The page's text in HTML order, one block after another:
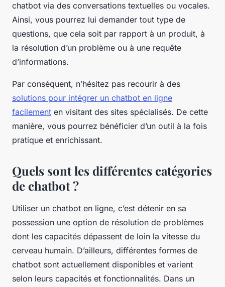
chatbot via des conversations textuelles ou vocales.
Ainsi, vous pourrez lui demander tout type de
questions, que cela soit par rapport à un produit, à
la résolution d’un problème ou à une requête
d’informations.
Par conséquent, n’hésitez pas recourir à des
solutions pour intégrer un chatbot en ligne
facilement en visitant des sites spécialisés. De cette
manière, vous pourrez bénéficier d’un outil à la fois
pratique et enrichissant.
Quels sont les différentes catégories
de chatbot ?
Utiliser un chatbot en ligne, c’est détenir en sa
possession une option de résolution de problèmes
dont les capacités dépassent de loin la vitesse du
cerveau humain. D’ailleurs, différentes formes de
chatbot sont actuellement disponibles et varient
selon leurs capacités et fonctionnalités. Dans un